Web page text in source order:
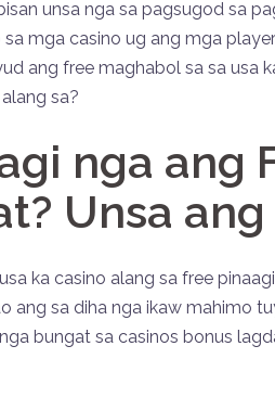
unsa nga sa pagsugod sa
mga casino ug ang mga
ang free maghabol sa sa usa
sa?
nga ang
Unsa
ka casino alang sa free
ang sa diha nga ikaw mahimo
bungat sa casinos bonus